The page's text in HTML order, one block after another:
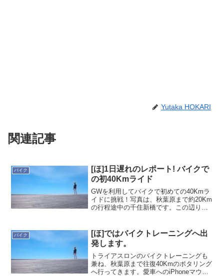
Yutaka HOKARI
関連記事
バイク
[ほ]1日遅れのレポート! バイクで
の初40Kmライド
GWを利用してバイクで初めての40Kmラ
イドに挑戦！写真は、秋葉原まで約20Km
の行程途中の千住新橋です。この辺りか
ながら必死に追いかけてました(^^ゞで、
無事、秋...
バイク
[ほ]ではバイクトレーニングへ出
発します。
トライアスロンのバイクトレーニングも
兼ね、秋葉原まで往復40Kmのポタリング
へ行ってきます。愛車へのiPhoneマウン